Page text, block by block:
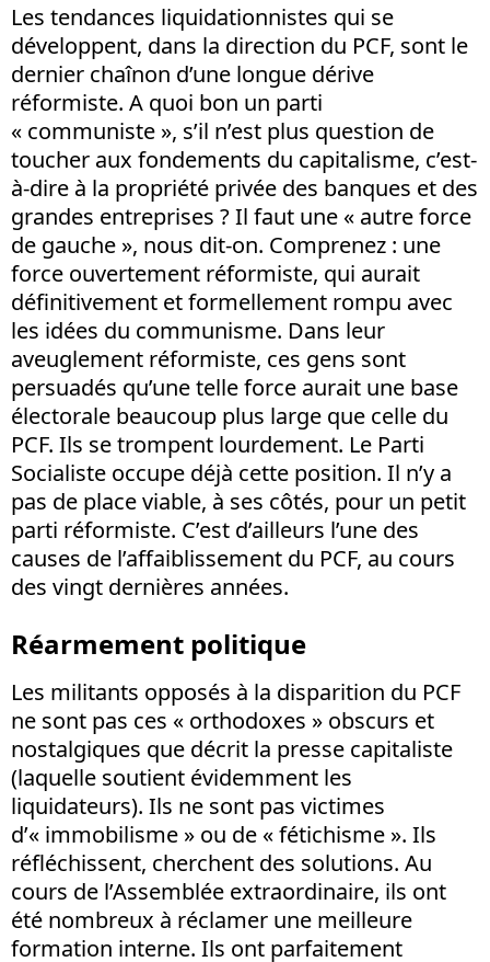
Les tendances liquidationnistes qui se
développent, dans la direction du PCF, sont le
dernier chaînon d’une longue dérive
réformiste. A quoi bon un parti
« communiste », s’il n’est plus question de
toucher aux fondements du capitalisme, c’est-
à-dire à la propriété privée des banques et des
grandes entreprises ? Il faut une « autre force
de gauche », nous dit-on. Comprenez : une
force ouvertement réformiste, qui aurait
définitivement et formellement rompu avec
les idées du communisme. Dans leur
aveuglement réformiste, ces gens sont
persuadés qu’une telle force aurait une base
électorale beaucoup plus large que celle du
PCF. Ils se trompent lourdement. Le Parti
Socialiste occupe déjà cette position. Il n’y a
pas de place viable, à ses côtés, pour un petit
parti réformiste. C’est d’ailleurs l’une des
causes de l’affaiblissement du PCF, au cours
des vingt dernières années.
Réarmement politique
Les militants opposés à la disparition du PCF
ne sont pas ces « orthodoxes » obscurs et
nostalgiques que décrit la presse capitaliste
(laquelle soutient évidemment les
liquidateurs). Ils ne sont pas victimes
d’« immobilisme » ou de « fétichisme ». Ils
réfléchissent, cherchent des solutions. Au
cours de l’Assemblée extraordinaire, ils ont
été nombreux à réclamer une meilleure
formation interne. Ils ont parfaitement